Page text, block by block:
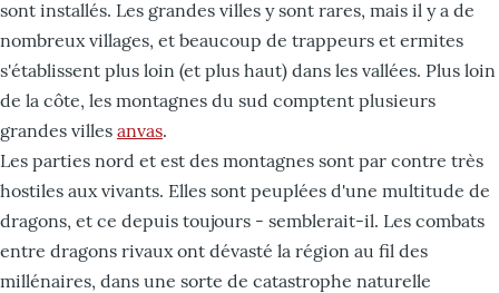
sont installés. Les grandes villes y sont rares, mais il y a de
nombreux villages, et beaucoup de trappeurs et ermites
s'établissent plus loin (et plus haut) dans les vallées. Plus loin
de la côte, les montagnes du sud comptent plusieurs
grandes villes anvas.
Les parties nord et est des montagnes sont par contre très
hostiles aux vivants. Elles sont peuplées d'une multitude de
dragons, et ce depuis toujours - semblerait-il. Les combats
entre dragons rivaux ont dévasté la région au fil des
millénaires, dans une sorte de catastrophe naturelle